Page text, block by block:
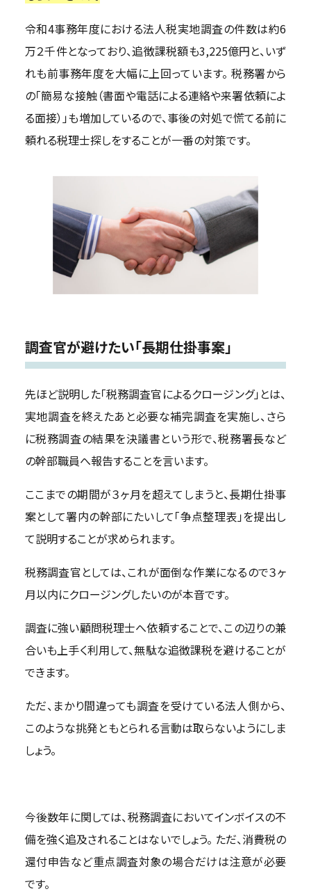
令和4事務年度における法人税実地調査の件数は約6
万２千件となっており、追徴課税額も3,225億円と、いず
れも前事務年度を大幅に上回っています。 税務署から
の「簡易な接触（書面や電話による連絡や来署依頼によ
る面接）」も増加しているので、事後の対処で慌てる前に
頼れる税理士探しをすることが一番の対策です。
調査官が避けたい「長期仕掛事案」
先ほど説明した「税務調査官によるクロージング」とは、
実地調査を終えたあと必要な補完調査を実施し、さら
に税務調査の結果を決議書という形で、税務署長など
の幹部職員へ報告することを言います。
ここまでの期間が３ヶ月を超えてしまうと、長期仕掛事
案として署内の幹部にたいして「争点整理表」を提出し
て説明することが求められます。
税務調査官としては、これが面倒な作業になるので３ヶ
月以内にクロージングしたいのが本音です。
調査に強い顧問税理士へ依頼することで、この辺りの兼
合いも上手く利用して、無駄な追徴課税を避けることが
できます。
ただ、まかり間違っても調査を受けている法人側から、
このような挑発ともとられる言動は取らないようにしま
しょう。
今後数年に関しては、税務調査においてインボイスの不
備を強く追及されることはないでしょう。 ただ、消費税の
還付申告など重点調査対象の場合だけは注意が必要
です。